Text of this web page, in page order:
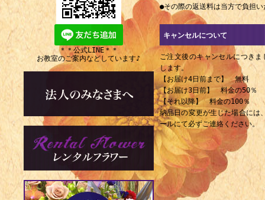
●その際の返送料は当方で負担
キャンセルについて
ご注文後のキャンセルにつき
します。
【お届け4日前まで】 無料
【お届け3日前】 料金の50％
【それ以降】 料金の100％
納品日の変更が生じた場合には
ールにて必ずご連絡ください。
＊＊公式LINE＊＊
お教室のご案内などしています♪